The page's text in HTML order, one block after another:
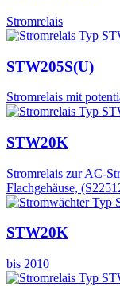
Stromrelais
STW205S(U)
Stromrelais mit
STW20K
Stromrelais zur AC-
Flachgehäuse,
STW20K
bis 2010